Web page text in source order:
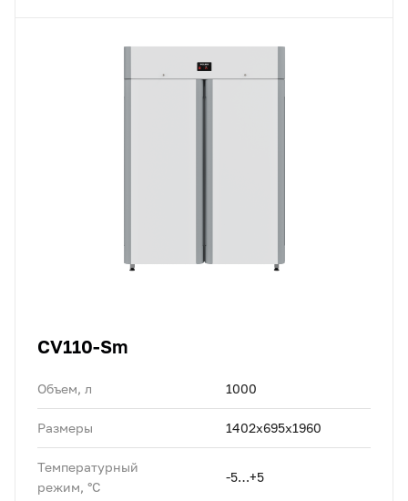
CV110-Sm
Объем, л 1000
Размеры 1402х695х1960
Температурный
режим, °C
-5…+5